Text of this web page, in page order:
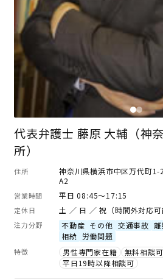
代表弁護士 藤原 大輔（神
所）
住所
神奈川県横浜市中区万代町
A2
営業時間 平日 08:45～17:15
定休日 土 ／ 日 ／ 祝（時間外対応可
注力分野 不動産 その他 交通事故
相続 労働問題
特徴 男性専門家在籍 無料相談可
平日19時以降相談可